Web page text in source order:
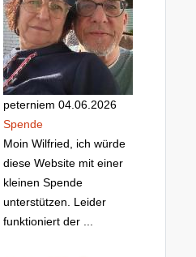
peterniem 04.06.2026
Spende
Moin Wilfried, ich würde
diese Website mit einer
kleinen Spende
unterstützen. Leider
funktioniert der ...